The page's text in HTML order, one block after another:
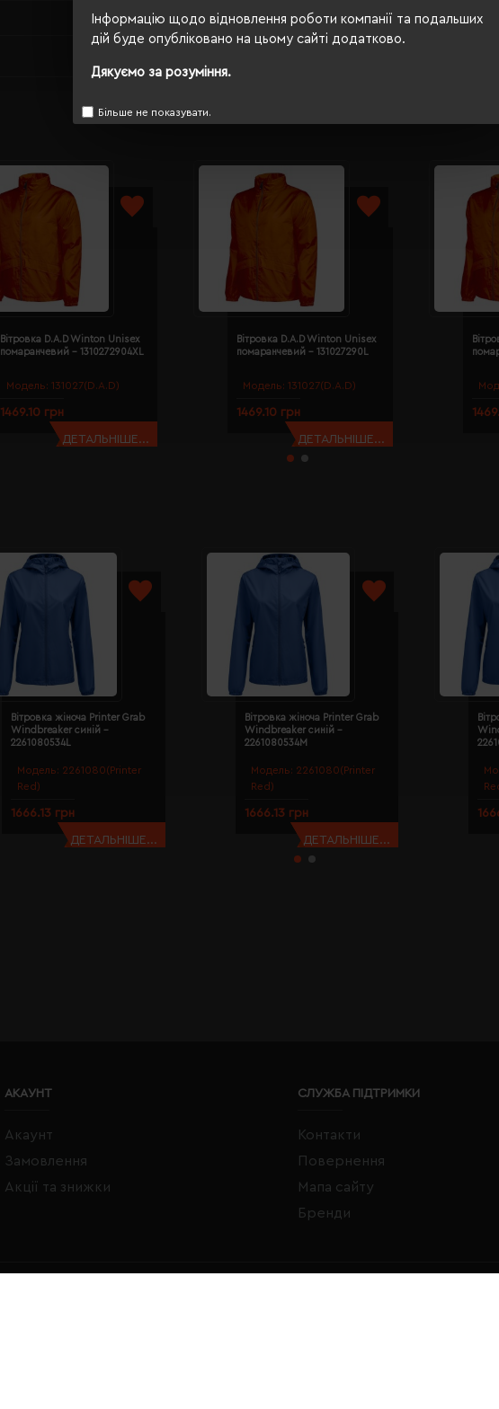
Інформацію щодо відновлення роботи компанії та подальших
дій буде опубліковано на цьому сайті додатково.
Дякуємо за розуміння.
Більше не показувати.
так
Модель: 131027(D.A.D)
Вітровка D.A.D Winton Unisex
помаранчевий - 1310272904XL
1469.10 грн
ДЕТАЛЬНІШЕ...
Модель: 131027(D.A.D)
Вітровка D.A.D Winton Unisex
помаранчевий - 131027290L
1469.10 грн
ДЕТАЛЬНІШЕ...
Модель: 2261080(Printer
Red)
Вітровка жіноча Printer Grab
Windbreaker синій -
2261080534L
1666.13 грн
ДЕТАЛЬНІШЕ...
Модель: 2261080(Printer
Red)
Вітровка жіноча Printer Grab
Windbreaker синій -
2261080534M
1666.13 грн
ДЕТАЛЬНІШЕ...
АКАУНТ
Акаунт
Замовлення
Акції та знижки
СЛУЖБА ПІДТРИМКИ
Контакти
Повернення
Мапа сайту
Бренди